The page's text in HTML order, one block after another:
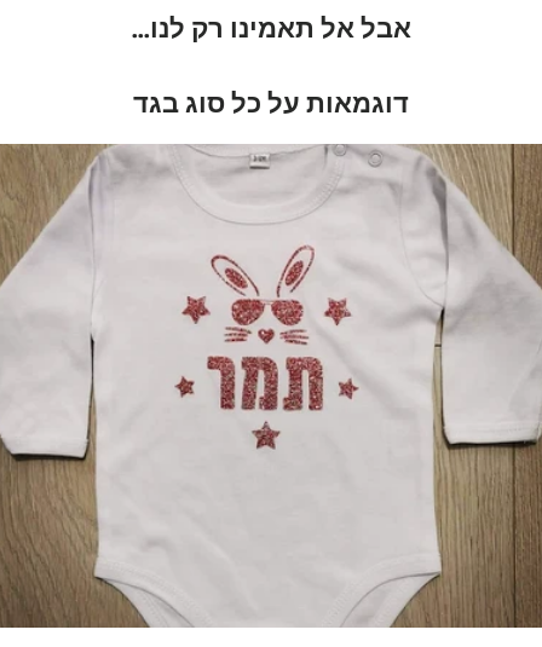
אבל אל תאמינו רק לנו...
דוגמאות על כל סוג בגד